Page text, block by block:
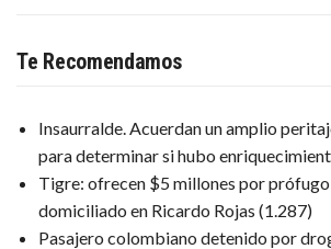
Te Recomendamos
Insaurralde. Acuerdan un amplio
para determinar si hubo
Tigre: ofrecen $5 millones por
domiciliado en Ricardo Rojas (1.287)
Pasajero colombiano detenido por